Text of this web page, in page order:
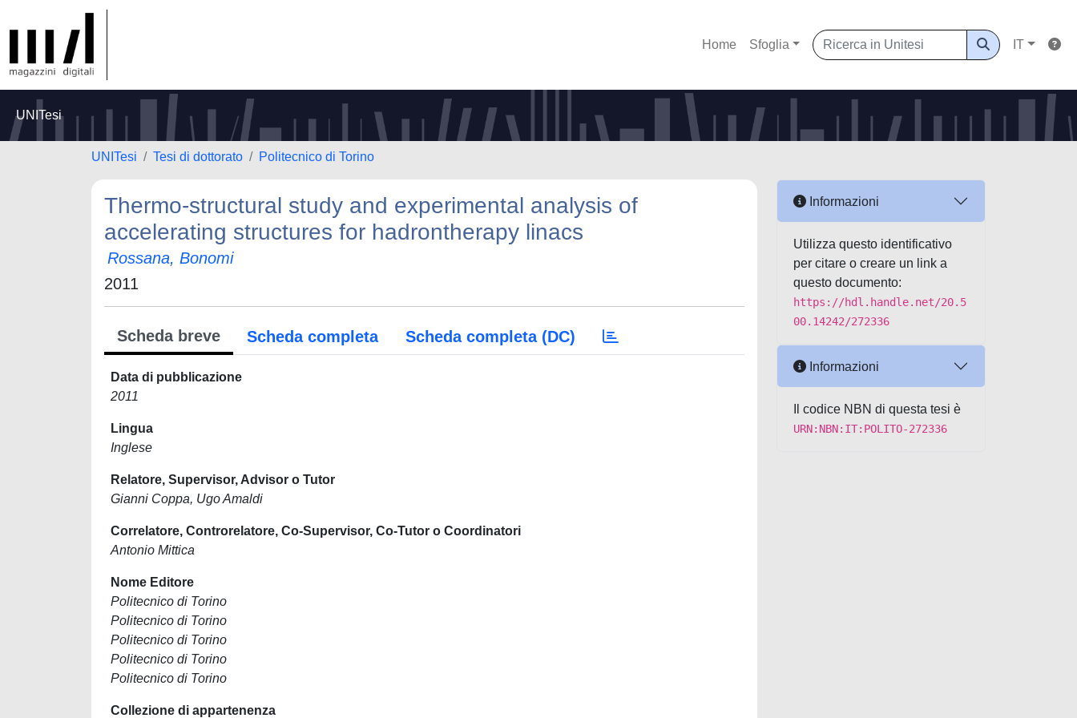
Home Sfoglia IT
UNITesi
UNITesi Tesi di dottorato Politecnico di Torino
Thermo-structural study and experimental analysis of
accelerating structures for hadrontherapy linacs
Rossana, Bonomi
2011
Scheda breve Scheda completa Scheda completa (DC)
Data di pubblicazione
2011
Lingua
Inglese
Relatore, Supervisor, Advisor o Tutor
Gianni Coppa, Ugo Amaldi
Correlatore, Controrelatore, Co-Supervisor, Co-Tutor o Coordinatori
Antonio Mittica
Nome Editore
Politecnico di Torino
Politecnico di Torino
Politecnico di Torino
Politecnico di Torino
Politecnico di Torino
Collezione di appartenenza
Informazioni
Utilizza questo identificativo
per citare o creare un link a
questo documento:
https://hdl.handle.net/20.5
00.14242/272336
Informazioni
Il codice NBN di questa tesi è
URN:NBN:IT:POLITO-272336